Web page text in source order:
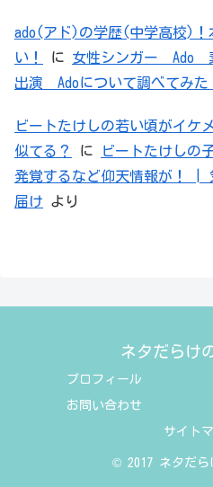
ado(アド)の学歴(中学高校)！
い！
に 女性シンガー Ado
出演 Adoについて調べてみ
ビートたけしの若い頃がイケ
似てる？
に
ビートたけしの
発覚するなど仰天情報が！ |
届け より
ネタだらけ
プロフィール
お問い合わせ
サイト
© 2017 ネタだら